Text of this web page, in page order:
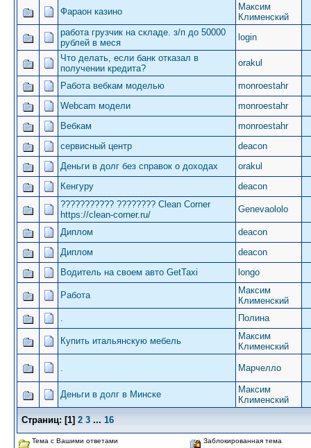
Фараон казино
Максим
Клименский
работа грузчик на складе. з/п до 50000
рублей в меся
login
Что делать, если банк отказал в
получении кредита?
orakul
Работа вебкам моделью
monroestahr
Webcam модели
monroestahr
Вебкам
monroestahr
сервисный центр
deacon
Деньги в долг без справок о доходах
orakul
Кенгуру
deacon
??????????? ???????? Clean Corner
https://clean-corner.ru/
Genevaololo
Диплом
deacon
Диплом
deacon
Водитель на своем авто GetTaxi
longo
Работа
Максим
Клименский
.
Полина
Купить итальянскую мебель
Максим
Клименский
. Марчелло
Деньги в долг в Минске
Максим
Клименский
Страниц: [1] 2 3 ... 16
Тема с Вашими ответами
Заблокированная тема